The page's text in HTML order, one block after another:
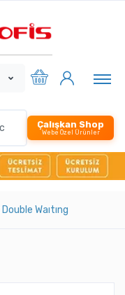
Çalışkan Shop
Webe Özel Ürünler
Waıtıng